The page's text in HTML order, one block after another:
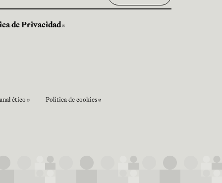
de Privacidad
ventana
ético Abre en nueva ventana
Política de cookies